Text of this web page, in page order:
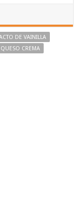
DE VAINILLA
QUESO CREMA